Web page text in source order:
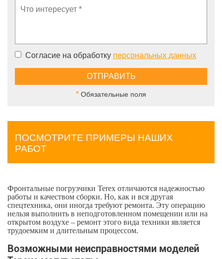
Согласие на обработку персональных данных
* Обязательные поля
ПОСМОТРИТЕ ПРИМЕРЫ НАШИХ
РАБОТ
Фронтальные погрузчики Terex отличаются надежностью
работы и качеством сборки. Но, как и вся другая
спецтехника, они иногда требуют ремонта. Эту операцию
нельзя выполнить в неподготовленном помещении или на
открытом воздухе – ремонт этого вида техники является
трудоемким и длительным процессом.
Возможными неисправностями моделей